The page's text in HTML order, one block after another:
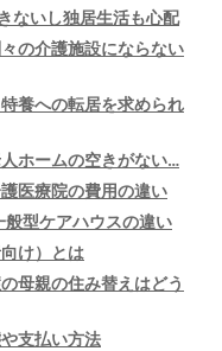
ないし独居生活も心配
の介護施設にならない
養への転居を求められ
ホームの空きがない…
医療院の費用の違い
型ケアハウスの違い
け）とは
母親の住み替えはどう
支払い方法